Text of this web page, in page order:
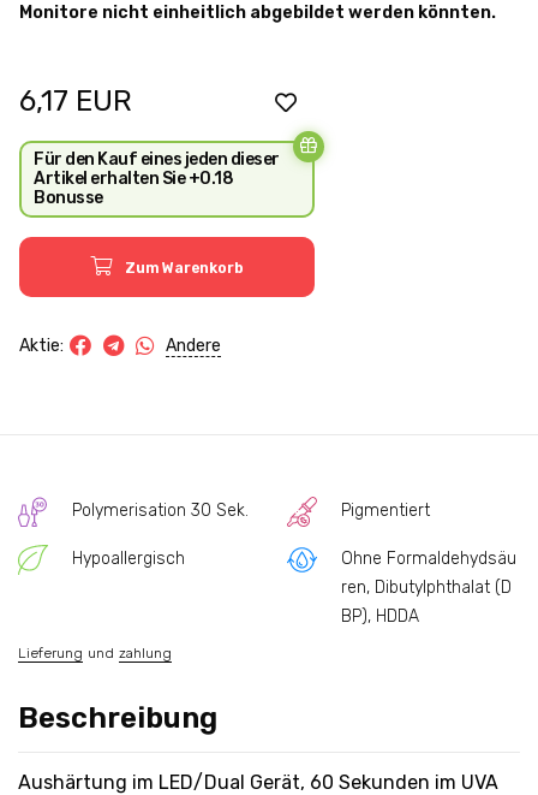
Monitore nicht einheitlich abgebildet werden könnten.
6,17 EUR
Für den Kauf eines jeden dieser
Artikel erhalten Sie +0.18
Bonusse
Zum Warenkorb
Aktie: Andere
Polymerisation 30 Sek. Pigmentiert
Hypoallergisch
Ohne Formaldehydsäu
ren, Dibutylphthalat (D
BP), HDDA
Lieferung und zahlung
Beschreibung
Aushärtung im LED/Dual Gerät, 60 Sekunden im UVA